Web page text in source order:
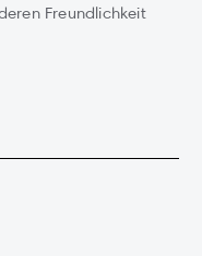
Freundlichkeit